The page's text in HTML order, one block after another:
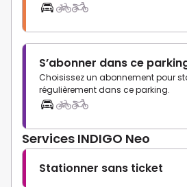
S’abonner dans ce
Choisissez un abonnement pour
régulièrement dans ce parking.
Services INDIGO Neo
Stationner sans ticket